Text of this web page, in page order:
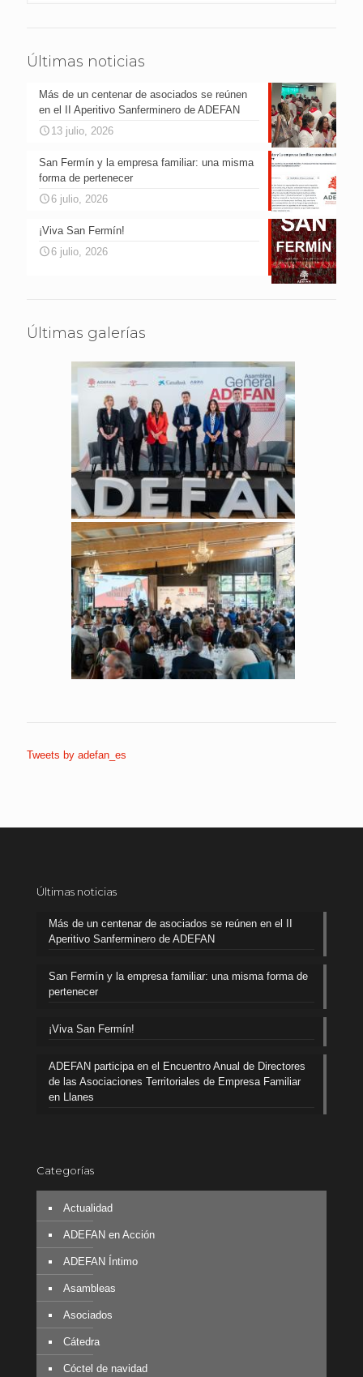
Últimas noticias
Más de un centenar de asociados se reúnen
en el II Aperitivo Sanferminero de ADEFAN
13 julio, 2026
San Fermín y la empresa familiar: una misma
forma de pertenecer
6 julio, 2026
¡Viva San Fermín!
6 julio, 2026
Últimas galerías
Tweets by adefan_es
Últimas noticias
Más de un centenar de asociados se reúnen en el II
Aperitivo Sanferminero de ADEFAN
San Fermín y la empresa familiar: una misma forma de
pertenecer
¡Viva San Fermín!
ADEFAN participa en el Encuentro Anual de Directores
de las Asociaciones Territoriales de Empresa Familiar
en Llanes
Categorías
Actualidad
ADEFAN en Acción
ADEFAN Íntimo
Asambleas
Asociados
Cátedra
Cóctel de navidad